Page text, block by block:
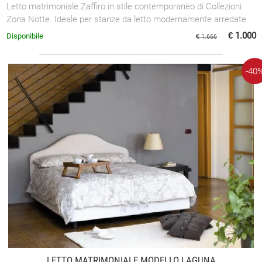
Letto matrimoniale Zaffiro in stile contemporaneo di Collezioni
Zona Notte. Ideale per stanze da letto modernamente arredate.
€ 1.666 € 1.000
Disponibile
-